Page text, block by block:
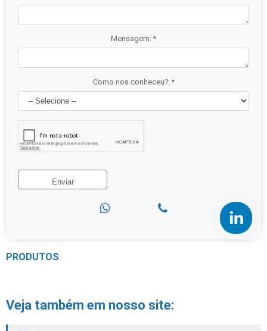
Mensagem: *
Como nos conheceu?: *
PRODUTOS
Veja também em nosso site: